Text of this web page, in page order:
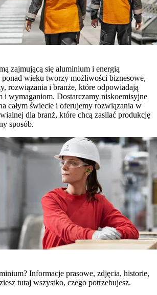
zajmującą się aluminium i energią
wieku tworzy możliwości biznesowe,
rozwiązania i branże, które odpowiadają
i wymaganiom. Dostarczamy niskoemisyjne
całym świecie i oferujemy rozwiązania w
dla branż, które chcą zasilać produkcję
sposób.
Informacje prasowe, zdjęcia, historie,
tutaj wszystko, czego potrzebujesz.